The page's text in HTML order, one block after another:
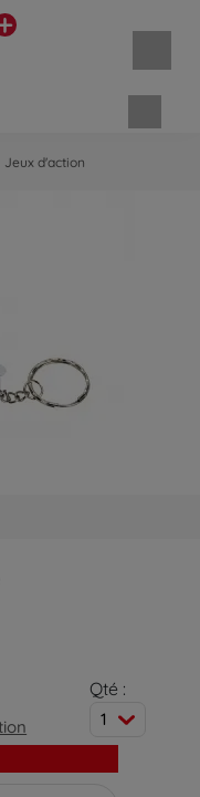
Jeux d'action
Qté :
1